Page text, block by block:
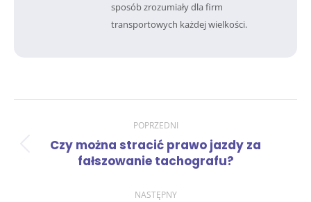
sposób zrozumiały dla firm
transportowych każdej wielkości.
Nawigacja
wpisów
POPRZEDNI
Poprzedni
wpis:
Czy można stracić prawo jazdy za
fałszowanie tachografu?
NASTĘPNY